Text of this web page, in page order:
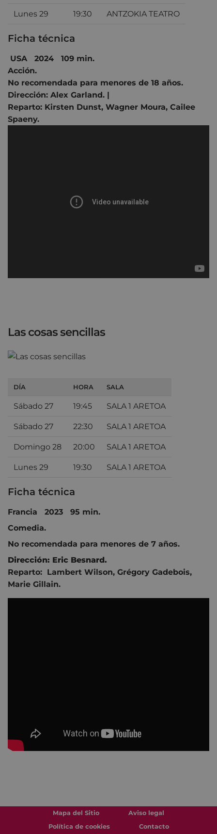
Lunes 29 19:30 ANTZOKIA TEATRO
Ficha técnica
USA 2024 109 min.
Acción.
No recomendada para menores de 18 años.
Dirección: Alex Garland.
Reparto: Kirsten Dunst, Wagner Moura, Cailee
Spaeny.
Las cosas sencillas
DÍA HORA SALA
Sábado 27 19:45 SALA 1 ARETOA
Sábado 27 22:30 SALA 1 ARETOA
Domingo 28 20:00 SALA 1 ARETOA
Lunes 29 19:30 SALA 1 ARETOA
Ficha técnica
Francia 2023 95 min.
Comedia.
No recomendada para menores de 7 años.
Dirección: Eric Besnard.
Reparto: Lambert Wilson, Grégory Gadebois,
Marie Gillain.
Mapa del Sitio
Aviso legal
Política de cookies
Contacto